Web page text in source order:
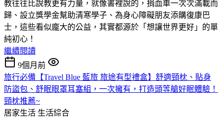
教往往比說教更有力量，就像書裡說的，捐血車一次次滿載而
歸、設立獎學金幫助清寒學子、為身心障礙朋友添購復康巴
士，這些看似龐大的公益，其實都源於「想讓世界更好」的單
純初心！
繼續閱讀
9個月前
旅行必備【Travel Blue 藍旅 旅途有型禮盒】舒適頸枕、貼身
防盜包、舒眠眼罩耳塞組，一次擁有，打造頭等艙好眠體驗！
頸枕推薦~
居家生活 生活綜合